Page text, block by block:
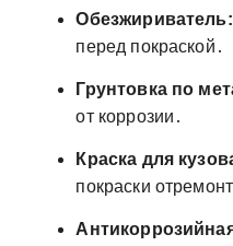
Обезжириватель:
перед покраской․
Грунтовка по
от коррозии․
Краска для
покраски